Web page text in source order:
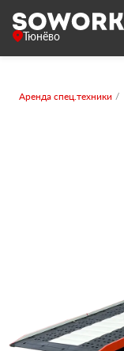
Тюнёво
Аренда спец.техники